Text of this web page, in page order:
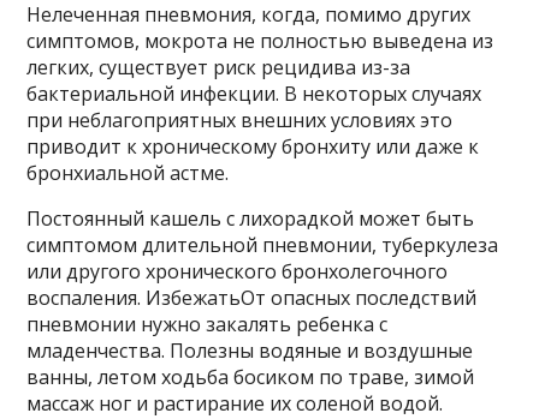
Нелеченная пневмония, когда, помимо других
симптомов, мокрота не полностью выведена из
легких, существует риск рецидива из-за
бактериальной инфекции. В некоторых случаях
при неблагоприятных внешних условиях это
приводит к хроническому бронхиту или даже к
бронхиальной астме.
Постоянный кашель с лихорадкой может быть
симптомом длительной пневмонии, туберкулеза
или другого хронического бронхолегочного
воспаления. ИзбежатьОт опасных последствий
пневмонии нужно закалять ребенка с
младенчества. Полезны водяные и воздушные
ванны, летом ходьба босиком по траве, зимой
массаж ног и растирание их соленой водой.